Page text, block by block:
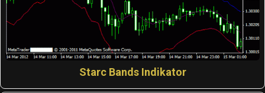
Starc Bands Indikator